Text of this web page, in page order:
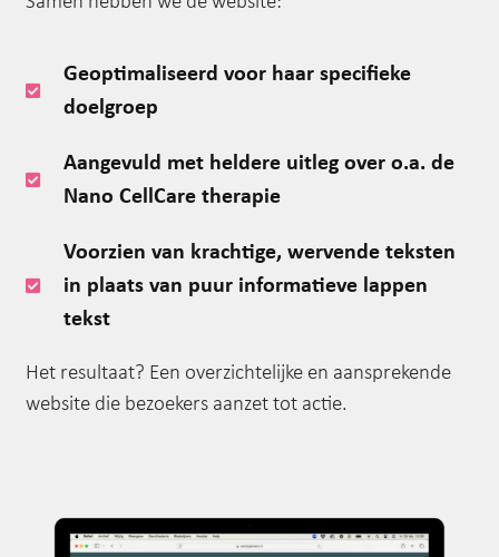
Geoptimaliseerd voor haar specifieke
doelgroep
Aangevuld met heldere uitleg over o.a. de
Nano CellCare therapie
Voorzien van krachtige, wervende teksten
in plaats van puur informatieve lappen
tekst
Het resultaat? Een overzichtelijke en aansprekende
website die bezoekers aanzet tot actie.